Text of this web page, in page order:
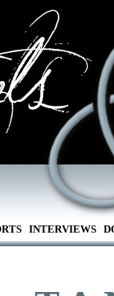
INTERVIEWS